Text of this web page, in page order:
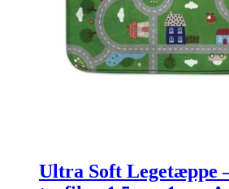
Ultra Soft Legetæppe